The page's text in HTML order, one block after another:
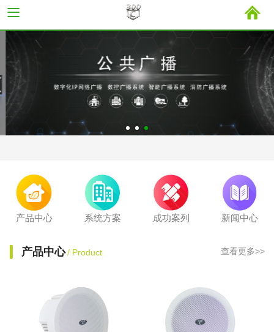
产品中心 系统方案 成功案列 新闻中心
产品中心 / Product 查看更多>>